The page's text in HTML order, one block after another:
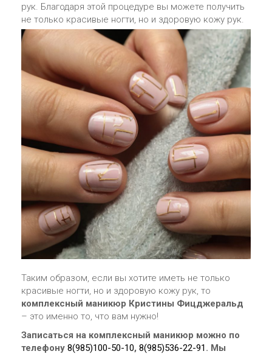
рук. Благодаря этой процедуре вы можете получить
не только красивые ногти, но и здоровую кожу рук.
Таким образом, если вы хотите иметь не только
красивые ногти, но и здоровую кожу рук, то
комплексный маникюр Кристины Фицджеральд
– это именно то, что вам нужно!
Записаться на комплексный маникюр можно по
телефону 8(985)100-50-10, 8(985)536-22-91. Мы